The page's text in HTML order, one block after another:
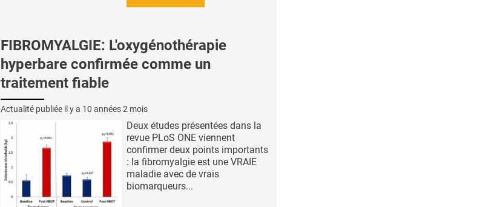
FIBROMYALGIE: L'oxygénothérapie
hyperbare confirmée comme un
traitement fiable
Actualité publiée il y a 10 années 2 mois
Deux études présentées dans la
revue PLoS ONE viennent
confirmer deux points importants
: la fibromyalgie est une VRAIE
maladie avec de vrais
biomarqueurs...